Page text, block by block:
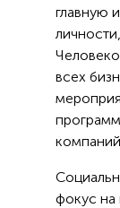
главную
всех
компаний.
фокус на